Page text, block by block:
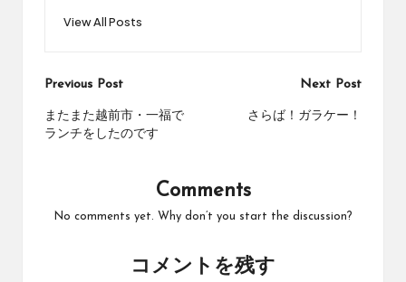
View All Posts
Post
navigation
Previous Post
またまた越前市・一福で
ランチをしたのです
Next Post
さらば！ガラケー！
Comments
No comments yet. Why don’t you start the discussion?
コメントを残す